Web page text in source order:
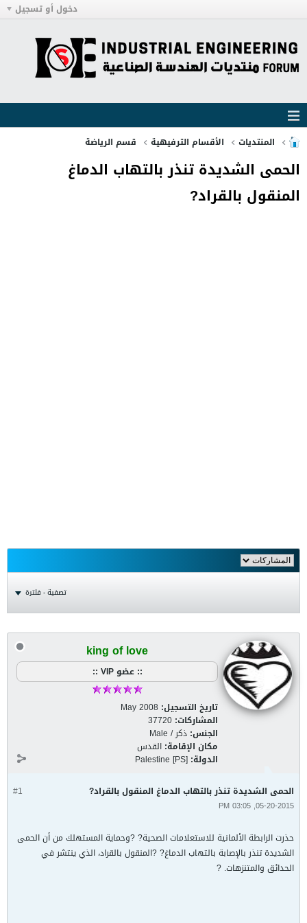
دخول أو تسجيل
المنتديات الأقسام الترفيهية قسم الرياضة
الحمى الشديدة تنذر بالتهاب الدماغ
المنقول بالقراد?
تصفية - فلترة
king of love
:: عضو VIP ::
تاريخ التسجيل: May 2008
المشاركات: 37720
الجنس: ذكر / Male
مكان الإقامة: القدس
الدولة: Palestine [PS]
#1 الحمى الشديدة تنذر بالتهاب الدماغ المنقول بالقراد?
05-20-2015, 03:05 PM
حذرت الرابطة الألمانية للاستعلامات الصحية? ?وحماية المستهلك من أن الحمى
الشديدة تنذر بالإصابة بالتهاب الدماغ? ?المنقول بالقراد، الذي ينتشر في
الحدائق والمتنزهات. ?